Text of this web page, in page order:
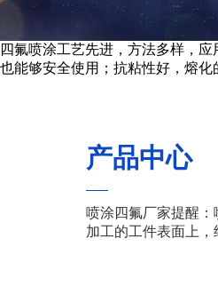
四氟喷涂工艺先进，方法多样，
也能够安全使用；抗粘性好，熔
产品中心
喷涂四氟厂家提醒
加工的工件表面上